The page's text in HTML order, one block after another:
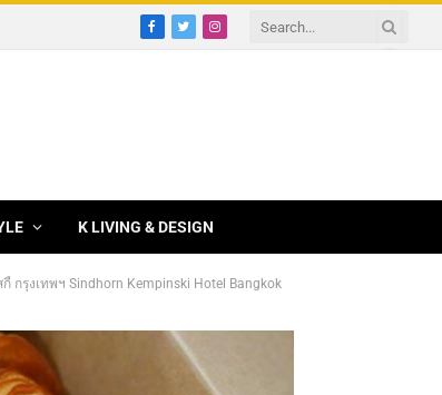
Facebook
TwitterInstagram
K LIVING & DESIGN
กรุงเทพฯ Sindhorn Kempinski Hotel Bangkok